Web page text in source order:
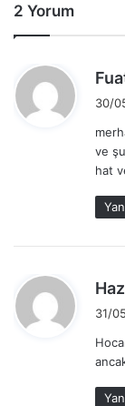
2 Yorum
30/
ve
hat
31/